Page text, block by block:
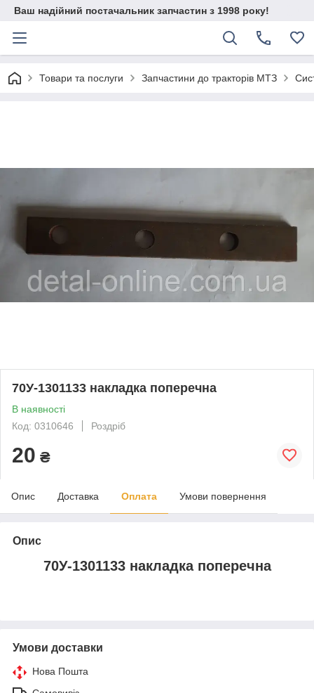
Ваш надійний постачальник запчастин з 1998 року!
Товари та послуги Запчастини до тракторів МТЗ
70У-1301133 накладка поперечна
В наявності
Код: 0310646
Роздріб
20 ₴
Опис Доставка Оплата Умови повернення
Опис
70У-1301133 накладка поперечна
Умови доставки
Нова Пошта